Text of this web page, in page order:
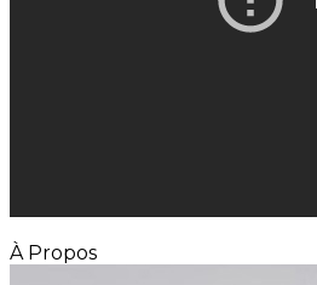
À Propos